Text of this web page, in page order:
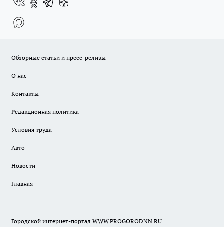
Обзорные статьи и пресс-релизы
О нас
Контакты
Редакционная политика
Условия труда
Авто
Новости
Главная
Городской интернет-портал WWW.PROGORODNN.RU